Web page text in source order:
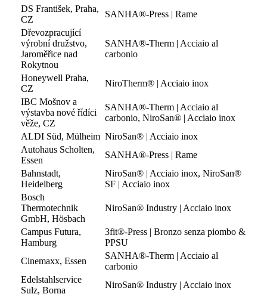
DS František, Praha,
CZ
SANHA®-Press | Rame
Dřevozpracující
výrobní družstvo,
Jaroměřice nad
Rokytnou
SANHA®-Therm | Acciaio al
carbonio
Honeywell Praha,
CZ
NiroTherm® | Acciaio inox
IBC Mošnov a
výstavba nové řídíci
věže, CZ
SANHA®-Therm | Acciaio al
carbonio, NiroSan® | Acciaio inox
ALDI Süd, Mülheim NiroSan® | Acciaio inox
Autohaus Scholten,
Essen
SANHA®-Press | Rame
Bahnstadt,
Heidelberg
NiroSan® | Acciaio inox, NiroSan®
SF | Acciaio inox
Bosch
Thermotechnik
GmbH, Hösbach
NiroSan® Industry | Acciaio inox
Campus Futura,
Hamburg
3fit®-Press | Bronzo senza piombo &
PPSU
Cinemaxx, Essen
SANHA®-Therm | Acciaio al
carbonio
Edelstahlservice
Sulz, Borna
NiroSan® Industry | Acciaio inox